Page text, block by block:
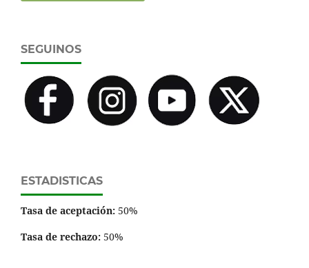
SEGUINOS
ESTADISTICAS
Tasa de aceptación: 50%
Tasa de rechazo: 50%